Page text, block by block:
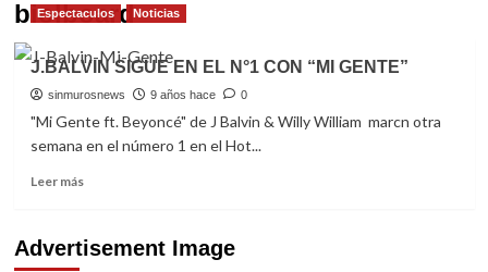
biolboard
Espectaculos Noticias
J.BALVIN SIGUE EN EL N°1 CON “MI GENTE”
sinmurosnews 9 años hace 0
"Mi Gente ft. Beyoncé" de J Balvin & Willy William marcn otra
semana en el número 1 en el Hot...
Leer másRead
J.BALVIN
SIGUE
Advertisement Image